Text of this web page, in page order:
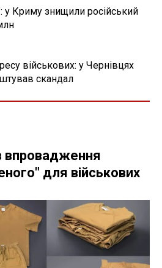
у Криму знищили російський
військових: у Чернівцях
скандал
впровадження
для військових